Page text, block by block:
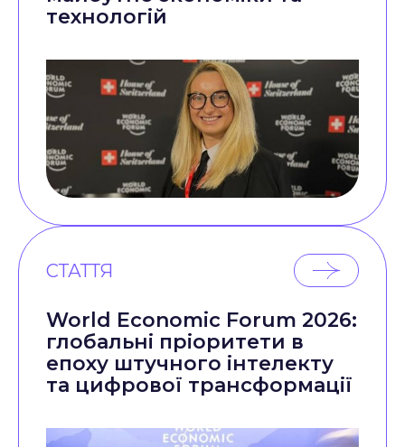
технологій
СТАТТЯ
World Economic Forum 2026:
глобальні пріоритети в
епоху штучного інтелекту
та цифрової трансформації